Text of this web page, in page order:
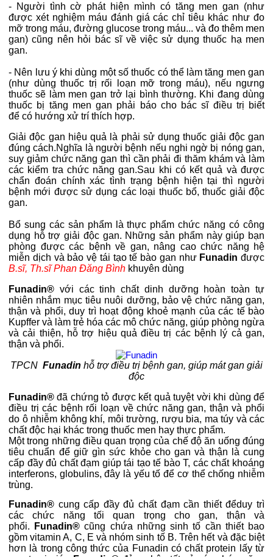
- Người tình cờ phát hiện mình có tăng men gan (như
được xét nghiệm máu đánh giá các chỉ tiêu khác như đo
mỡ trong máu, đường glucose trong máu... và đo thêm men
gan) cũng nên hỏi bác sĩ về việc sử dụng thuốc hạ men
gan.
- Nên lưu ý khi dùng một số thuốc có thể làm tăng men gan
(như dùng thuốc trị rối loạn mỡ trong máu), nếu ngưng
thuốc sẽ làm men gan trở lại bình thường. Khi đang dùng
thuốc bị tăng men gan phải báo cho bác sĩ điều trị biết
để có hướng xử trí thích hợp.
Giải độc gan hiệu quả là phải sử dụng thuốc giải độc gan
đúng cách.Nghĩa là người bệnh nếu nghi ngờ bị nóng gan,
suy giảm chức năng gan thì cần phải đi thăm khám và làm
các kiểm tra chức năng gan.Sau khi có kết quả và được
chẩn đoán chính xác tình trạng bệnh hiện tại thì người
bệnh mới được sử dụng các loại thuốc bổ, thuốc giải độc
gan.​
Bổ sung các sản phẩm là thực phẩm chức năng có công
dụng hỗ trợ giải độc gan. Những sản phẩm này giúp bạn
phòng được các bệnh về gan, nâng cao chức năng hệ
miễn dịch và bảo vệ tái tạo tế bào gan như Funadin được
B.sĩ, Th.sĩ Phan Đăng Bình khuyên dùng
Funadin® với các tinh chất dinh dưỡng hoàn toàn tự
nhiên nhắm mục tiêu nuôi dưỡng, bảo vệ chức năng gan,
thận và phổi, duy trì hoạt động khoẻ mạnh của các tế bào
Kupffer và làm trẻ hóa các mô chức năng, giúp phòng ngừa
và cải thiện, hỗ trợ hiệu quả điều trị các bệnh lý cả gan,
thận và phổi.
TPCN Funadin hỗ trợ điều trị bệnh gan, giúp mát gan giải
độc
Funadin® đã chứng tỏ được kết quả tuyệt vời khi dùng để
điều trị các bệnh rối loạn về chức năng gan, thận và phổi
do ô nhiễm không khí, môi trường, rượu bia, ma túy và các
chất độc hại khác trong thuốc men hay thực phẩm.
Một trong những điều quan trọng của chế độ ăn uống đúng
tiêu chuẩn để giữ gìn sức khỏe cho gan và thận là cung
cấp đầy đủ chất đạm giúp tái tạo tế bào T, các chất khoáng
interferons, globulins, đây là yếu tố để cơ thể chống nhiễm
trùng.
Funadin® cung cấp đầy đủ chất đạm cần thiết đểduy trì
các chức năng tối quan trọng cho gan, thận và
phổi.
Funadin® cũng chứa những sinh tố cần thiết bao
gồm vitamin A, C, E và nhóm sinh tố B. Trên hết và đặc biệt
hơn là trong công thức của Funadin có chất protein lấy từ